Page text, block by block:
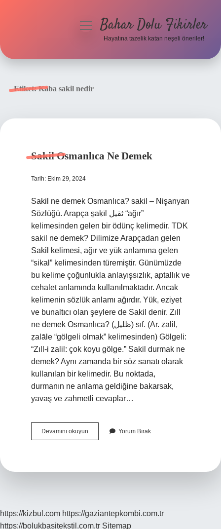
menüyüBahar Dolu Fikirler
Hayatına tazelik katan neşeli öneriler!
Etiket:Kaba sakil nedir
Sakil Osmanlıca Ne Demek
Tarih: Ekim 29, 2024
Sakil ne demek Osmanlıca? sakil – Nişanyan
Sözlüğü. Arapça s̠aḳīl ثقيل “ağır”
kelimesinden gelen bir ödünç kelimedir. TDK
sakil ne demek? Dilimize Arapçadan gelen
Sakil kelimesi, ağır ve yük anlamına gelen
“sikal” kelimesinden türemiştir. Günümüzde
bu kelime çoğunlukla anlayışsızlık, aptallık ve
cehalet anlamında kullanılmaktadır. Ancak
kelimenin sözlük anlamı ağırdır. Yük, eziyet
ve bunaltıcı olan şeylere de Sakil denir. Zıll
ne demek Osmanlıca? (ﻇﻠﻴﻞ) sıf. (Ar. ẓalіl,
ẓalāle “gölgeli olmak” kelimesinden) Gölgeli:
“Zıll-i zalil: çok koyu gölge.” Sakil durmak ne
demek? Aynı zamanda bir söz sanatı olarak
kullanılan bir kelimedir. Bu noktada,
durmanın ne anlama geldiğine bakarsak,
yavaş ve zahmetli cevaplar…
Devamını okuyun
Osmanlıca
Yorum Bırak
https://kizbul.com https://gaziantepkombi.com.tr
https://bolukbasitekstil.com.tr Sitemap